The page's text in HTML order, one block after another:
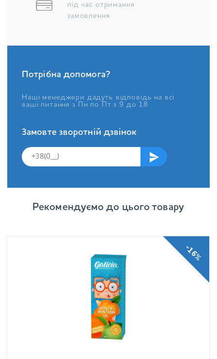
під час отримання
замовлення
Потрібна допомога?
Наші менеджери дадуть відповідь на всі
ваші питання з Пн по Пт з 9 до 18
Замовте зворотній дзвінок
Рекомендуємо до цього товару
-16%